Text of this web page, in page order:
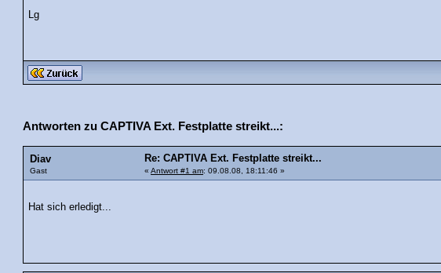
Lg
Antworten zu CAPTIVA Ext. Festplatte streikt...:
Diav
Gast
Re: CAPTIVA Ext. Festplatte streikt...
« Antwort #1 am: 09.08.08, 18:11:46 »
Hat sich erledigt...